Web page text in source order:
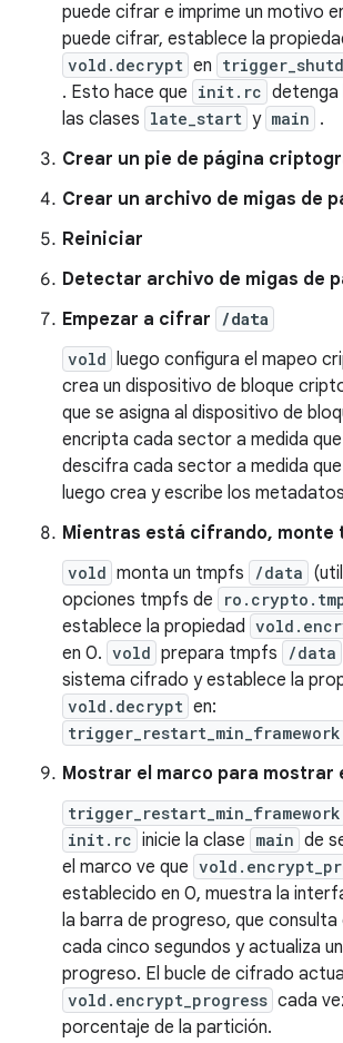
puede cifrar e imprime un motivo
puede cifrar, establece la
vold.decrypt en
. Esto hace que init.rc detenga
las clases late_start y main .
Crear un pie de página
Crear un archivo de migas de
Reiniciar
Detectar archivo de migas de
Empezar a cifrar /data
vold luego configura el mapeo
crea un dispositivo de bloque
que se asigna al dispositivo de
encripta cada sector a medida
descifra cada sector a medida que
luego crea y escribe los
Mientras está cifrando, monte
vold monta un tmpfs /data
opciones tmpfs de
establece la propiedad
en 0. vold prepara tmpfs /data
sistema cifrado y establece la
vold.decrypt en:
trigger_restart_min_framework
Mostrar el marco para mostrar
trigger_restart_min_framework
init.rc inicie la clase main de
el marco ve que
establecido en 0, muestra la
la barra de progreso, que consulta
cada cinco segundos y actualiza
progreso. El bucle de cifrado
vold.encrypt_progress cada
porcentaje de la partición.